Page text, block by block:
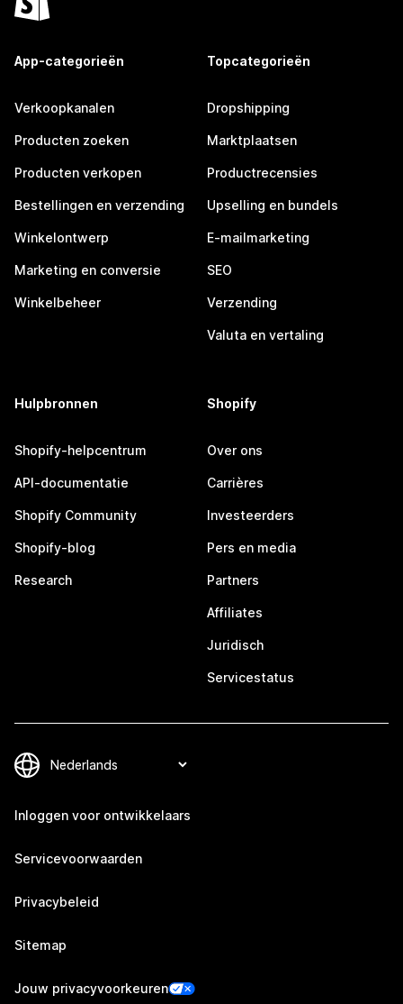
App-categorieën
Verkoopkanalen
Producten zoeken
Producten verkopen
Bestellingen en verzending
Winkelontwerp
Marketing en conversie
Winkelbeheer
Topcategorieën
Dropshipping
Marktplaatsen
Productrecensies
Upselling en bundels
E-mailmarketing
SEO
Verzending
Valuta en vertaling
Hulpbronnen
Shopify-helpcentrum
API-documentatie
Shopify Community
Shopify-blog
Research
Shopify
Over ons
Carrières
Investeerders
Pers en media
Partners
Affiliates
Juridisch
Servicestatus
Inloggen voor ontwikkelaars
Servicevoorwaarden
Privacybeleid
Sitemap
Jouw privacyvoorkeuren